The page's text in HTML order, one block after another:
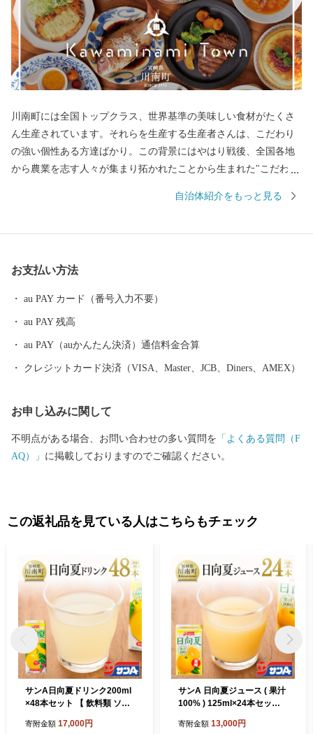
川南町には全国トップクラス、世界基準の美味しい食材がたくさ
ん生産されています。それらを生産する生産者さんは、こだわり
の強い個性ある方達ばかり。この背景にはやはり戦後、全国各地
から農業を志す人々が集まり拓かれたことから生まれた"こだわり
南の魅力で、この魅力を「この町の気質から生まれる品質＝"川南
自治体紹介をもっと見る
お支払い方法
au PAY カード（番号入力不要）
au PAY 残高
au PAY（auかんたん決済）通信料金合算
クレジットカード決済（VISA、Master、JCB、Diners、AMEX）
お申し込みに関して
不明点がある場合、お問い合わせの多い質問を 「よくある質問（F
AQ）」 に掲載しておりますのでご確認ください。
この返礼品を見ている人はこちらもチェック
サンA日向夏ドリンク200ml
×48本セット 【 飲料類 ソフ
県川南町
寄附金額 17,000円
サンA 日向夏ジュース ( 果汁
100% ) 125ml×24本セット
汁飲料 ご当地飲料 】 宮崎県
寄附金額 13,000円